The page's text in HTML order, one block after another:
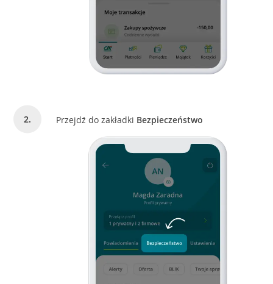
Przejdź do zakładki Bezpieczeństwo